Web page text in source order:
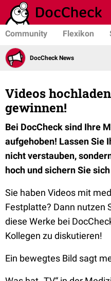
Community Flexikon
DocCheck News
Videos
gewinnen!
Bei DocCheck sind Ihre
aufgehoben! Lassen Sie
nicht verstauben,
hoch und sichern Sie
Sie haben Videos mit
Festplatte? Dann nutzen
diese Werke bei
Kollegen zu diskutieren!
Ein bewegtes Bild sagt